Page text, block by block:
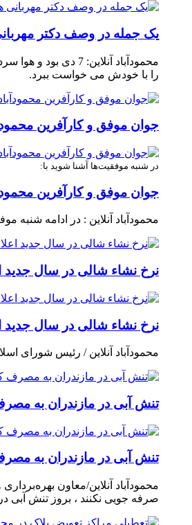
یک جمله در وصف دکتر
محمودآباد
را با خودش می خواست ببرد.
جوان موفق و کارآفرین
در شنبه موفقیت‌ها آشنا شوید با:
جوان موفق و کارآفرین
محمودآباد آنلاین : در ادامه
نرخ نشاء شالی در سال جدید
نرخ نشاء شالی در سال جدید
محمودآباد آنلاین / رئیس شورای
تنش آبی در مازندران به
تنش آبی در مازندران به
محمودآباد آنلاین/معاون
صرفه جویی نکنند ، بروز تنش